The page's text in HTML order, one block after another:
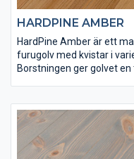
HARDPINE AMBER
HardPine Amber är ett
furugolv med kvistar i
Borstningen ger golvet
hårdvaxolja 3062 för att
ett golv som är lämpligt
lokaler.